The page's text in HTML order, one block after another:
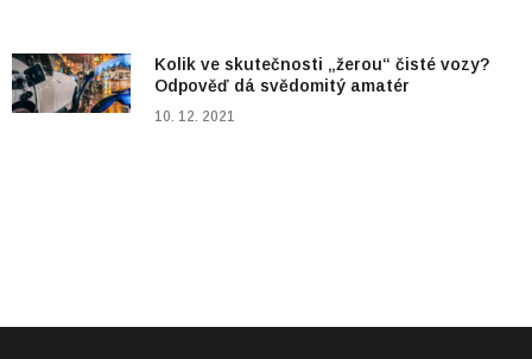
Kolik ve skutečnosti „žerou“ čisté vozy?
Odpověď dá svědomitý amatér
10. 12. 2021